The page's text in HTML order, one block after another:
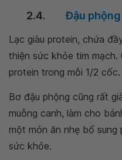
2.4. Đậu phộng
Lạc giàu protein, chứa
thiện sức khỏe tim
protein trong mỗi 1/2 cốc.
Bơ đậu phộng cũng rất
muỗng canh, làm cho
một món ăn nhẹ bổ
sức khỏe.